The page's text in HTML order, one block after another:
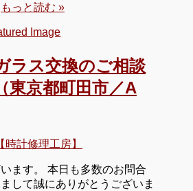
もっと読む »
ラス交換のご相談
東京都町田市／A
時計修理工房】
ます。 本日も多数のお問合
して誠にありがとうございま